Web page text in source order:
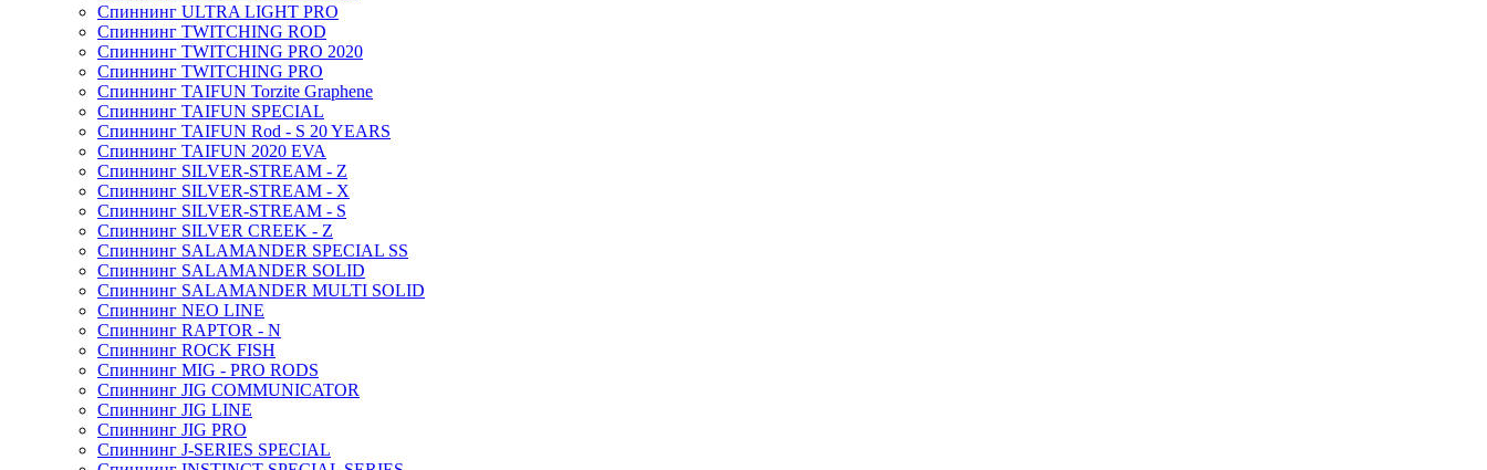
Спиннинг ULTRA LIGHT PRO
Спиннинг TWITCHING ROD
Спиннинг TWITCHING PRO 2020
Спиннинг TWITCHING PRO
Спиннинг TAIFUN Torzite Graphene
Спиннинг TAIFUN SPECIAL
Спиннинг TAIFUN Rod - S 20 YEARS
Спиннинг TAIFUN 2020 EVA
Спиннинг SILVER-STREAM - Z
Спиннинг SILVER-STREAM - X
Спиннинг SILVER-STREAM - S
Спиннинг SILVER CREEK - Z
Спиннинг SALAMANDER SPECIAL SS
Спиннинг SALAMANDER SOLID
Спиннинг SALAMANDER MULTI SOLID
Спиннинг NEO LINE
Спиннинг RAPTOR - N
Спиннинг ROCK FISH
Спиннинг MIG - PRO RODS
Спиннинг JIG COMMUNICATOR
Спиннинг JIG LINE
Спиннинг JIG PRO
Спиннинг J-SERIES SPECIAL